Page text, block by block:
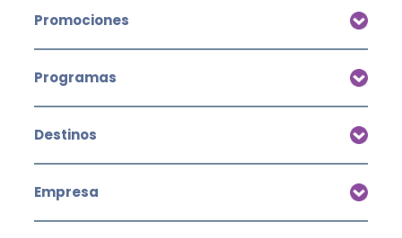
Promociones
Programas
Destinos
Empresa